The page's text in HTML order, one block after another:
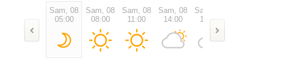
Sam, 08
05:00
Sam, 08
08:00
Sam, 08
11:00
Sam, 08
14:00
Sam, 08
17:00